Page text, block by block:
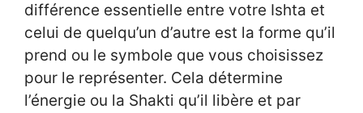
différence essentielle entre votre Ishta et
celui de quelqu’un d’autre est la forme qu’il
prend ou le symbole que vous choisissez
pour le représenter. Cela détermine
l’énergie ou la Shakti qu’il libère et par